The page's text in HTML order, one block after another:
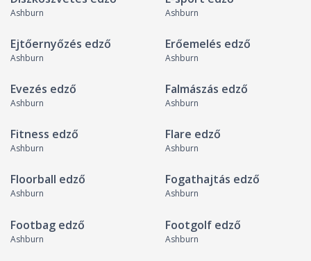
Ashburn Ashburn
Ejtőernyőzés edző
Ashburn
Erőemelés edző
Ashburn
Evezés edző
Ashburn
Falmászás edző
Ashburn
Fitness edző
Ashburn
Flare edző
Ashburn
Floorball edző
Ashburn
Fogathajtás edző
Ashburn
Footbag edző
Ashburn
Footgolf edző
Ashburn